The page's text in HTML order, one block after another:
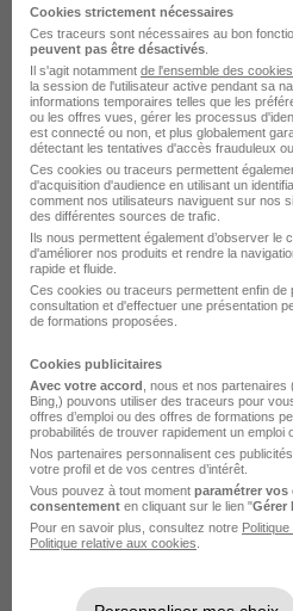
Angers - 49 CDD 29 120 -
Voir l’offre
Responsable d'Agence
Azaé
Angers - 49 CDI 31 200 € /
Voir l’offre
Cookies strictement nécessaires
Ces traceurs sont nécessaires au bon
peuvent pas être désactivés
Il s'agit notamment de l'ensemble des
la session de l'utilisateur active pendant sa
informations temporaires telles que les
ou les offres vues, gérer les processus
est connecté ou non, et plus globalement
détectant les tentatives d'accès frauduleux
Ces cookies ou traceurs permettent
d'acquisition d'audience en utilisant un
comment nos utilisateurs naviguent sur nos
des différentes sources de trafic.
Ils nous permettent également d’observer le
d'améliorer nos produits et rendre la
rapide et fluide.
Ces cookies ou traceurs permettent enfin de
consultation et d'effectuer une présentation
de formations proposées.
Cookies publicitaires
Avec votre accord , nous et nos partenaires
Bing,) pouvons utiliser des traceurs pour
offres d’emploi ou des offres de formations
probabilités de trouver rapidement un emploi
Nos partenaires personnalisent ces
votre profil et de vos centres d’intérêt.
Vous pouvez à tout moment paramétrer vos
consentement en cliquant sur le lien "Gérer
Pour en savoir plus, consultez notre
Politique relative aux cookies